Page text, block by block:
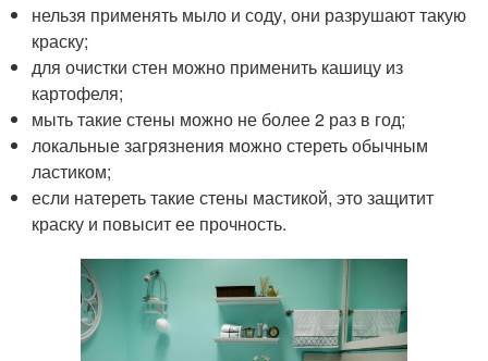
нельзя применять мыло и соду, они разрушают такую
краску;
для очистки стен можно применить кашицу из
картофеля;
мыть такие стены можно не более 2 раз в год;
локальные загрязнения можно стереть обычным
ластиком;
если натереть такие стены мастикой, это защитит
краску и повысит ее прочность.